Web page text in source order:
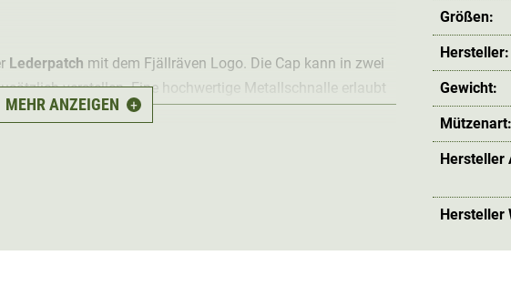
Lederpatch mit dem Fjällräven Logo. Die Cap kann in zwei
verstellen. Eine hochwertige Metallschnalle erlaubt
Kopf.
MEHR ANZEIGEN +
Größen:
Hersteller:
Gewicht:
Mützenart:
Hersteller
Hersteller